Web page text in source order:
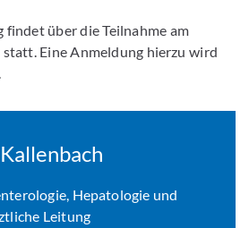
findet über die Teilnahme am
Eine Anmeldung hierzu wird
Hepatologie und
Leitung